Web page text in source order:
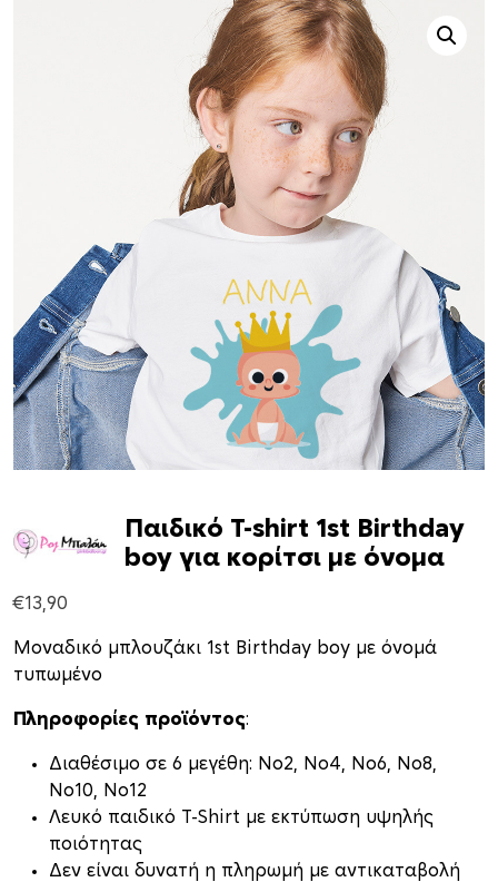
Παιδικό T-shirt 1st Birthday
boy για κορίτσι με όνομα
€13,90
Μοναδικό μπλουζάκι 1st Birthday boy με όνομά
τυπωμένο
Πληροφορίες προϊόντος:
Διαθέσιμο σε 6 μεγέθη: Νο2, Νο4, Νο6, Νο8,
Νο10, Νο12
Λευκό παιδικό T-Shirt με εκτύπωση υψηλής
ποιότητας
Δεν είναι δυνατή η πληρωμή με αντικαταβολή